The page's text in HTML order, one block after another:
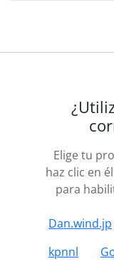
Elige tu
haz clic en
para
Dan.wind.jp
kpnnl